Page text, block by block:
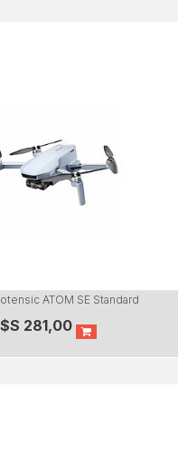
ATOM SE Standard
281,00